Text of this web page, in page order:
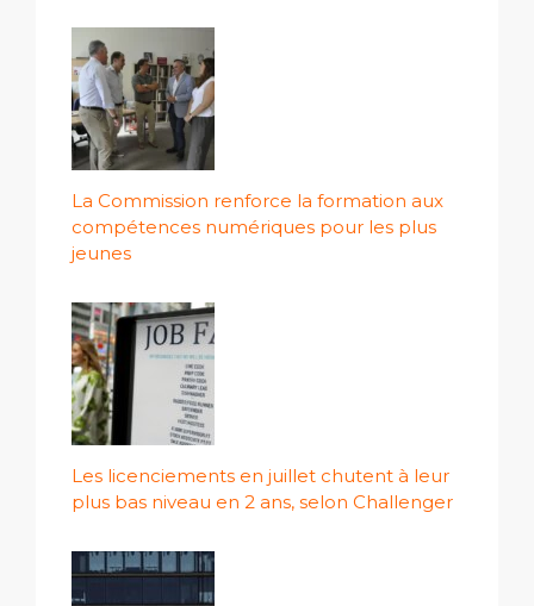
La Commission renforce la formation aux
compétences numériques pour les plus
jeunes
Les licenciements en juillet chutent à leur
plus bas niveau en 2 ans, selon Challenger